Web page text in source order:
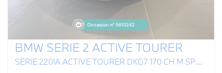
BMW SERIE 2 ACTIVE TOURER
SÉRIE 220IA ACTIVE TOURER DKG7 170 CH M SPORT (U06)